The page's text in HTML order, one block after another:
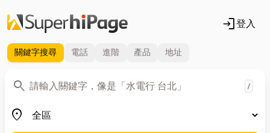
login登入
關鍵字搜尋 電話 進階 產品 地址
search
關鍵字 /
place
地區